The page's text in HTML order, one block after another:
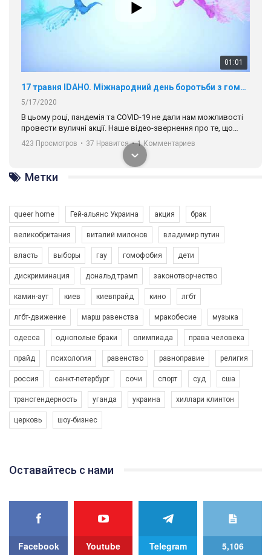
01:01
17 травня IDAHO. Міжнародний день боротьби з гомофобією трансфобією і біфобія.
5/17/2020
В цьому році, пандемія та COVІD-19 не дали нам можливості
провести вуличні акції. Наше відео-звернення про те, що
навіть коли ми у різних містах та не можемо зустрінеться, ми
разом. Ми закликаємо всіх хто поділяє цінності рівності та
солідарності, приєднатися до нас. Регіональні підрозділи
ГАУ є в 16 областях України.
Разом наш голос лунає гучніше!
423 Просмотров • 37 Нравится • 1 Комментариев
Зупинимо насильство проти ЛГБТ в Україні! Stop violence against LGBT in Ukraine!
6/30/2017
Емоційний та вражаючий промо-ролік на конкурс PACT, який
представляє програму "Гей-альянс Україна" з протидії
насильству проти ЛГБТ в Україні.
Ми просимо вашої підтримки, щоб реалізувати нашу
програму з боротьби з насильством проти ЛГБТ в Україні.
Якщо ти хочеш підтримати нас - просто натисни "лайк" під
best video, representing programme for the development of
We appeal to your support and ask to help us implement our plan
All you have to do is to press "Like" below the video.
1.9K Просмотров • 226 Нравится • 5 Комментариев
Метки
queer home Гей-альянс Украина акция брак
великобритания виталий милонов владимир путин
власть выборы гау гомофобия дети
дискриминация дональд трамп законотворчество
камин-аут киев киевпрайд кино лгбт
лгбт-движение марш равенства мракобесие музыка
одесса однополые браки олимпиада права человека
прайд психология равенство равноправие религия
россия санкт-петербург сочи спорт суд сша
трансгендерность уганда украина хиллари клинтон
церковь шоу-бизнес
Оставайтесь с нами
Facebook Youtube Telegram 5,106